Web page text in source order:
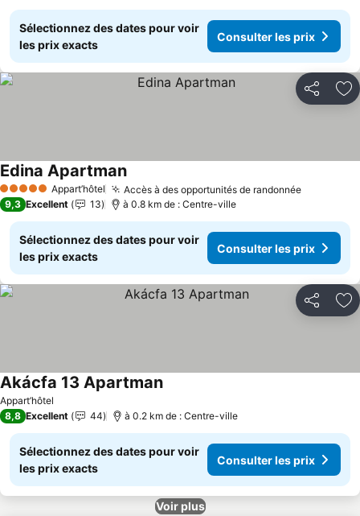
Sélectionnez des dates pour voir
les prix exacts
Consulter les prix
Partager
5 Étoiles Appart’hôtel Accès à des opportunités de randonnée
Edina ApartmanConsulter les prix
9,3 Excellent 13 à 0.8 km de : Centre-ville
Sélectionnez des dates pour voir
les prix exacts
Consulter les prix
Partager
Appart’hôtel
Akácfa 13 ApartmanConsulter les prix
8,8 Excellent 44 à 0.2 km de : Centre-ville
Sélectionnez des dates pour voir
les prix exacts
Consulter les prix
Voir plus